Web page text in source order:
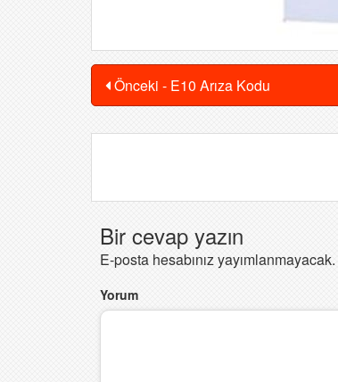
Önceki - E10 Arıza Kodu
Bir cevap yazın
E-posta hesabınız yayımlanmayacak.
Yorum